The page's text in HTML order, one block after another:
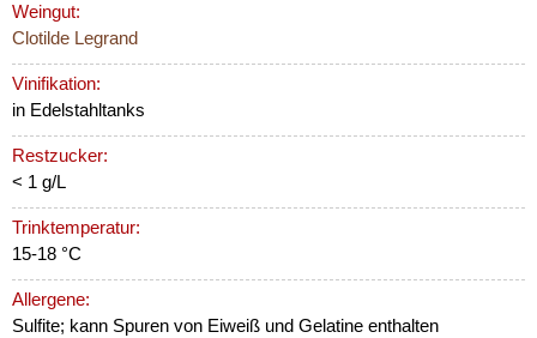
Weingut:
Clotilde Legrand
Vinifikation:
in Edelstahltanks
Restzucker:
< 1 g/L
Trinktemperatur:
15-18 °C
Allergene:
Sulfite; kann Spuren von Eiweiß und Gelatine enthalten